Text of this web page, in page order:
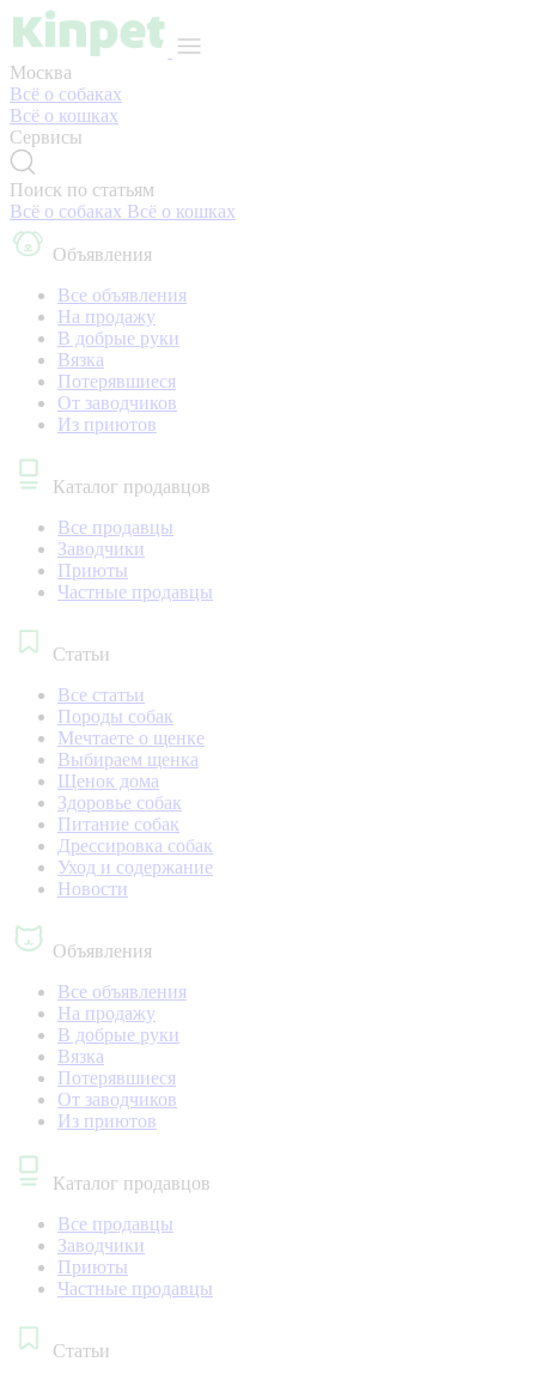
Москва
Всё о собаках
Всё о кошках
Сервисы
Поиск по статьям
Всё о собаках Всё о кошках
Объявления
Все объявления
На продажу
В добрые руки
Вязка
Потерявшиеся
От заводчиков
Из приютов
Каталог продавцов
Все продавцы
Заводчики
Приюты
Частные продавцы
Статьи
Все статьи
Породы собак
Мечтаете о щенке
Выбираем щенка
Щенок дома
Здоровье собак
Питание собак
Дрессировка собак
Уход и содержание
Новости
Объявления
Все объявления
На продажу
В добрые руки
Вязка
Потерявшиеся
От заводчиков
Из приютов
Каталог продавцов
Все продавцы
Заводчики
Приюты
Частные продавцы
Статьи